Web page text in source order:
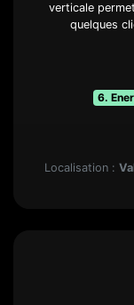
verticale
quelques
6.
Localisation :